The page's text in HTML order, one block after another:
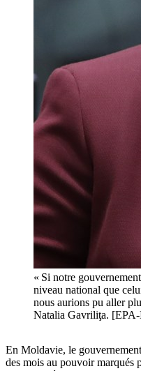
« Si notre
niveau national que
nous aurions pu aller
Natalia Gavriliţa.
En Moldavie, le
des mois au pouvoir marqués